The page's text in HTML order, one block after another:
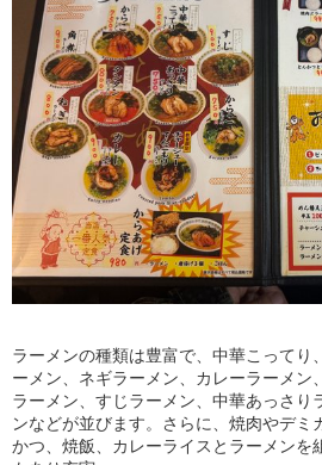
ラーメンの種類は豊富で、中華こってり
ーメン、ネギラーメン、カレーラーメン
ラーメン、すじラーメン、中華あっさり
ンなどが並びます。さらに、焼肉やデミ
かつ、焼飯、カレーライスとラーメンを